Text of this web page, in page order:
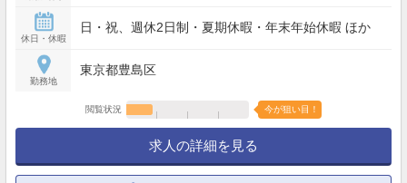
休日・休暇
日・祝、週休2日制・夏期休暇・年末年始休暇 ほか
勤務地
東京都豊島区
閲覧状況 今が狙い目！
求人の詳細を見る